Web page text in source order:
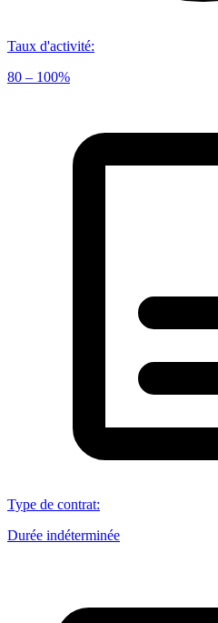
Taux d'activité:
80 – 100%
Type de contrat:
Durée indéterminée